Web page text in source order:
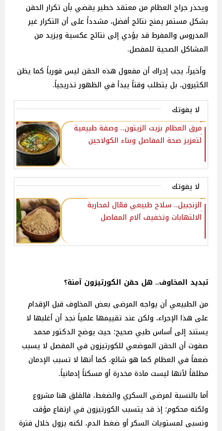
ويحذر جراح العظام من معتقد خطير يقضي بأن تكرار الحقن
بشكل مستمر يمنح نتائج أفضل، مشدداً على أن التكرار غير
المدروس والمفرط قد يؤدي إلى نتائج عكسية ويزيد من
المشاكل الصحية للمفصل.
وأخيراً، يجب إدراك أن مفعول هذه الحقن ليس فورياً كما يظن
الكثيرون، بل يتطلب وقتاً يبدأ في الظهور تدريجياً.
لا يفوتك
مرق العظام بزيت الزيتون.. وصفة طبيعية
لتعزيز صحة المفاصل وبناء الكولاجين
لا يفوتك
الزنجبيل.. سلاح طبيعي فعّال لمحاربة
الالتهابات وتخفيف آلام المفاصل
تبديد المخاوف.. هل حقن الكورتيزون آمنة؟
من الطبيعي أن يواجه المرضى بعض المخاوف قبل الإقدام
على هذا الإجراء، ولكن عند تقييمها علمياً نجد أن أغلبها لا
يستند إلى أساس طبي صحيح؛ حيث يوضح الدكتور محمد
صفوت أن الحقن الموضعي للكورتيزون في المفصل لا يسبب
ضعفاً في العظام كما هو شائع، كما أنها لا تسبب الإدمان
مطلقاً لأنها ليست مادة مخدرة أو مسكناً إدمانياً.
أما بالنسبة لمرضى السكري والضغط، فالقلق هنا مشروع
ولكنه محكوم؛ إذ قد يتسبب الكورتيزون في ارتفاع مؤقت
ونسبى لمستويات السكر أو ضغط الدم، لكنه يزول خلال فترة